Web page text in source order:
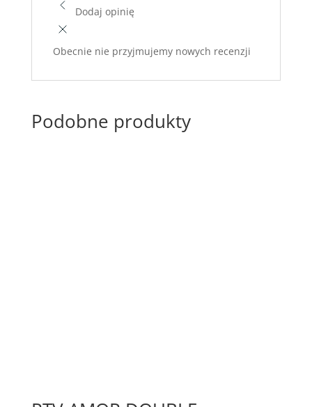
Dodaj opinię
Obecnie nie przyjmujemy nowych recenzji
Podobne produkty